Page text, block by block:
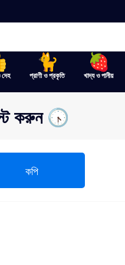
দেহ প্রাণী ও প্রকৃতি খাদ্য ও পানীয়
করুন 🕟
কপি